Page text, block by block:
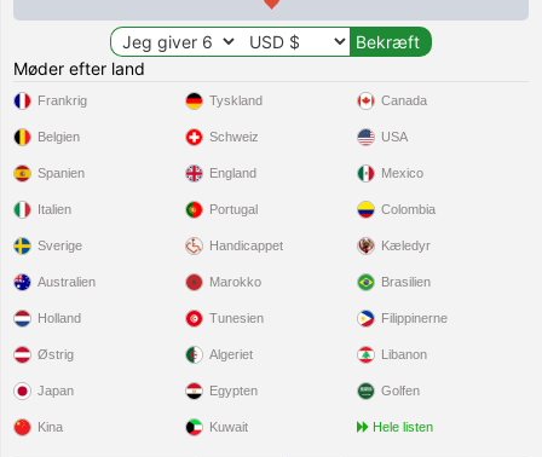
Møder efter land
Frankrig
Belgien
Spanien
Italien
Sverige
Tyskland
Schweiz
England
Portugal
Handicappet
Canada
USA
Mexico
Colombia
Kæledyr
Australien
Holland
Østrig
Japan
Kina
Marokko
Tunesien
Algeriet
Egypten
Kuwait
Brasilien
Filippinerne
Libanon
Golfen
Hele listen